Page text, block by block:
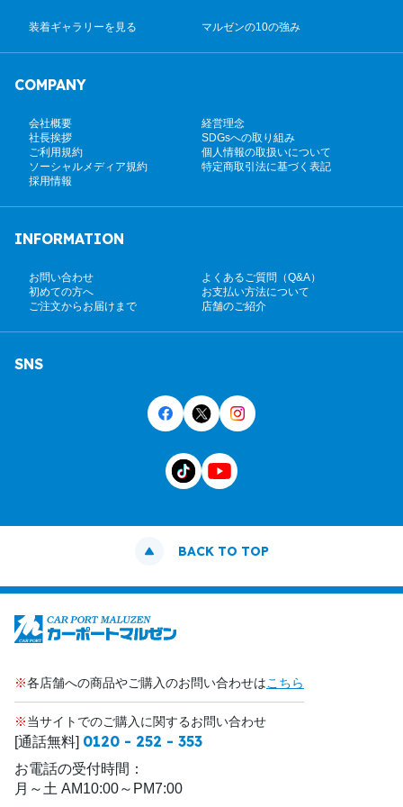
装着ギャラリーを見る マルゼンの10の強み
COMPANY
会社概要
経営理念
社長挨拶
SDGsへの取り組み
ご利用規約
個人情報の取扱いについて
ソーシャルメディア規約
特定商取引法に基づく表記
採用情報
INFORMATION
お問い合わせ
よくあるご質問（Q&A）
初めての方へ
お支払い方法について
ご注文からお届けまで
店舗のご紹介
SNS
BACK TO TOP
※各店舗への商品やご購入のお問い合わせはこちら
※当サイトでのご購入に関するお問い合わせ
[通話無料] 0120 - 252 - 353
お電話の受付時間：
月～土 AM10:00～PM7:00